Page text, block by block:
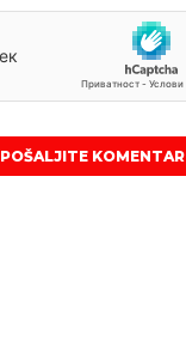
POŠALJITE KOMENTAR